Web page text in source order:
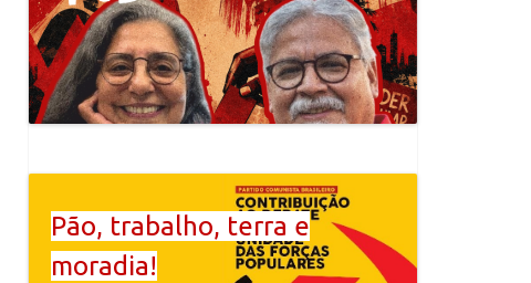
Pão, trabalho, terra e
moradia!